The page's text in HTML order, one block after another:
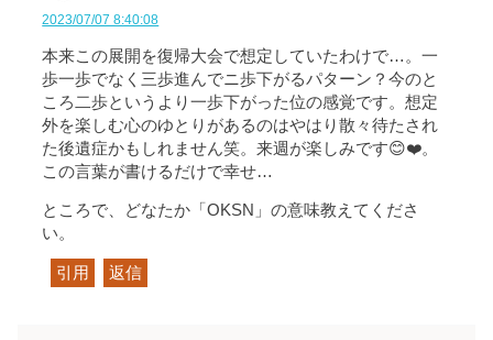
2023/07/07 8:40:08
本来この展開を復帰大会で想定していたわけで…。一
歩一歩でなく三歩進んでニ歩下がるパターン？今のと
ころ二歩というより一歩下がった位の感覚です。想定
外を楽しむ心のゆとりがあるのはやはり散々待たされ
た後遺症かもしれません笑。来週が楽しみです😊❤️。
この言葉が書けるだけで幸せ…
ところで、どなたか「OKSN」の意味教えてくださ
い。
引用 返信